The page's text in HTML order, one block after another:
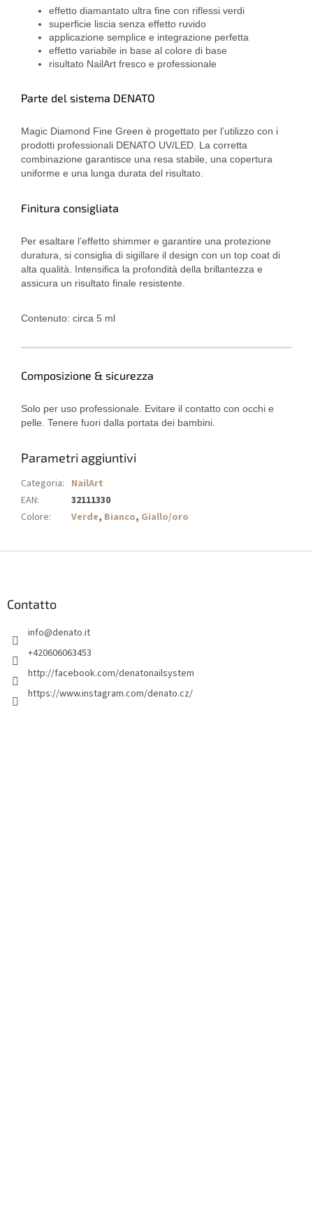
effetto diamantato ultra fine con riflessi verdi
superficie liscia senza effetto ruvido
applicazione semplice e integrazione perfetta
effetto variabile in base al colore di base
risultato NailArt fresco e professionale
Parte del sistema DENATO
Magic Diamond Fine Green è progettato per l’utilizzo con i
prodotti professionali DENATO UV/LED. La corretta
combinazione garantisce una resa stabile, una copertura
uniforme e una lunga durata del risultato.
Finitura consigliata
Per esaltare l’effetto shimmer e garantire una protezione
duratura, si consiglia di sigillare il design con un top coat di
alta qualità. Intensifica la profondità della brillantezza e
assicura un risultato finale resistente.
Contenuto: circa 5 ml
Composizione & sicurezza
Solo per uso professionale. Evitare il contatto con occhi e
pelle. Tenere fuori dalla portata dei bambini.
Parametri aggiuntivi
Categoria: NailArt
EAN:
32111330
Colore: Verde, Bianco, Giallo/oro
Contatto
info@denato.it
+420606063453
http://facebook.com/denatonailsystem
https://www.instagram.com/denato.cz/